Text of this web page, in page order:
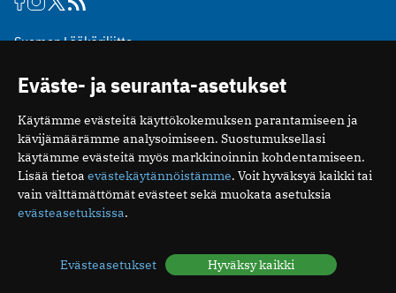
Suomen Lääkäriliitto
00510 Helsinki
puh. (09) 393 091
toimitus@potilaanlaakarilehti.fi
ISSN 2323-9476
Eväste- ja seuranta-asetukset
Käytämme evästeitä käyttökokemuksen parantamiseen ja
kävijämäärämme analysoimiseen. Suostumuksellasi
käytämme evästeitä myös markkinoinnin kohdentamiseen.
Lisää tietoa evästekäytännöistämme. Voit hyväksyä kaikki tai
vain välttämättömät evästeet sekä muokata asetuksia
evästeasetuksissa.
Evästeasetukset Hyväksy kaikki